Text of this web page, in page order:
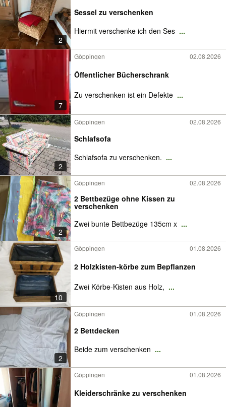
2
Sessel zu verschenken
Hiermit verschenke ich den Ses ...
7
Göppingen 02.08.2026
Öffentlicher Bücherschrank
Zu verschenken ist ein Defekte ...
2
Göppingen 02.08.2026
Schlafsofa
Schlafsofa zu verschenken. ...
2
Göppingen 02.08.2026
2 Bettbezüge ohne Kissen zu
verschenken
Zwei bunte Bettbezüge 135cm x ...
10
Göppingen 01.08.2026
2 Holzkisten-körbe zum Bepflanzen
Zwei Körbe-Kisten aus Holz, ...
2
Göppingen 01.08.2026
2 Bettdecken
Beide zum verschenken ...
Göppingen 01.08.2026
Kleiderschränke zu verschenken